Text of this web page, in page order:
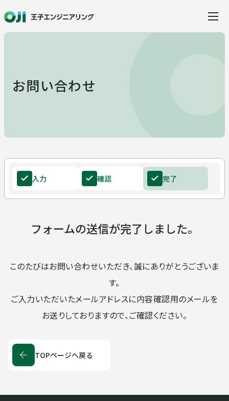
当社の特徴
事業・サービス
建設 水環境ソリューション
フィールドサービス
製品・ソリューション
事例紹介
企業情報
ごあいさつ 企業理念・行動方針
安全への取り組み
お問い合わせ
入力 確認 完了
フォームの送信が完了しました。
このたびはお問い合わせいただき、誠にありがとうございま
す。
ご入力いただいたメールアドレスに内容確認用のメールを
お送りしておりますので、ご確認ください。
TOPページへ戻る